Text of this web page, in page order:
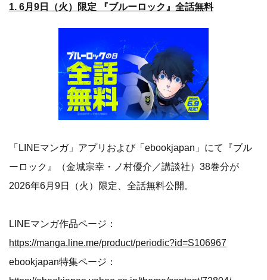
1. 6月9日（火）限定 『ブルーロック』全話無料
「LINEマンガ」アプリおよび「ebookjapan」にて『ブル
ーロック』（金城宗幸・ノ村優介／講談社）38巻分が
2026年6月9日（火）限定、全話無料公開。
LINEマンガ作品ページ：
https://manga.line.me/product/periodic?id=S106967
ebookjapan特集ページ：